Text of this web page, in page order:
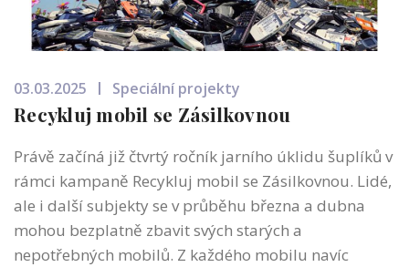
03.03.2025 Speciální projekty
Recykluj mobil se Zásilkovnou
Právě začíná již čtvrtý ročník jarního úklidu šuplíků v
rámci kampaně Recykluj mobil se Zásilkovnou. Lidé,
ale i další subjekty se v průběhu března a dubna
mohou bezplatně zbavit svých starých a
nepotřebných mobilů. Z každého mobilu navíc